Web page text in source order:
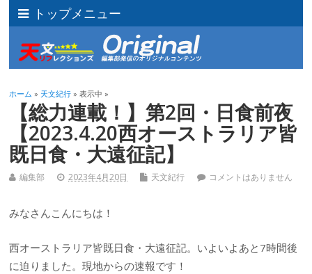
トップメニュー
ホーム » 天文紀行 » 表示中 »
【総力連載！】第2回・日食前夜
【2023.4.20西オーストラリア皆
既日食・大遠征記】
編集部 2023年4月20日 天文紀行 コメントはありません
みなさんこんにちは！
西オーストラリア皆既日食・大遠征記。いよいよあと7時間後
に迫りました。現地からの速報です！